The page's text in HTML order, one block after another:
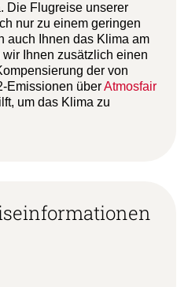
Die Flugreise unserer
nur zu einem geringen
auch Ihnen das Klima am
Ihnen zusätzlich einen
der von
Emissionen überAtmosfair
um das Klima zu